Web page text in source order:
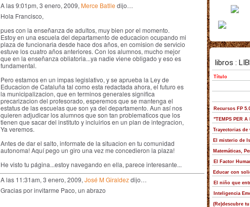
A las 9:01pm, 3 enero, 2009, Merce Batlle dijo…
Hola Francisco,
pues con la enseñanza de adultos, muy bien por el momento.
Estoy en una escuela del departamento de educacion ocupando mi
plaza de funcionaria desde hace dos años, en comision de servicio
estuve los cuatro años anteriores. Con los alumnos, mucho mejor
que en la enseñanza obliatoria...ya nadie viene obligado y eso es
fundamental.
Pero estamos en un impas legislativo, y se aprueba la Ley de
Educacion de Cataluña tal como esta redactada ahora, el futuro es
la municipalizacion, que en terminos generales significa
precarizacion del profesorado, esperemos que se mantenga el
estatus de las escuelas que son ya del departamento. Aun así nos
quieren adjudicar los alumnos que son tan problematicos que los
tienen que sacar del instituto y incluirlos en un plan de integracion,
Ya veremos.
Antes de dar el salto, informate de la situacion en tu comunidad
autonoma! Aquí pego un giro una vez me concedieron la plaza!
He visto tu página...estoy navegando en ella, parece interesante...
A las 11:31am, 3 enero, 2009, José M Giraldezdijo…
Gracias por invitarme Paco, un abrazo